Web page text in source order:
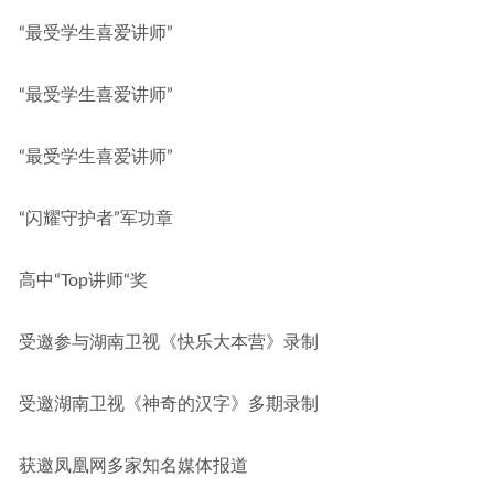
“最受学生喜爱讲师”
“最受学生喜爱讲师”
“最受学生喜爱讲师”
“闪耀守护者”军功章
高中“Top讲师“奖
受邀参与湖南卫视《快乐大本营》录制
受邀湖南卫视《神奇的汉字》多期录制
获邀凤凰网多家知名媒体报道